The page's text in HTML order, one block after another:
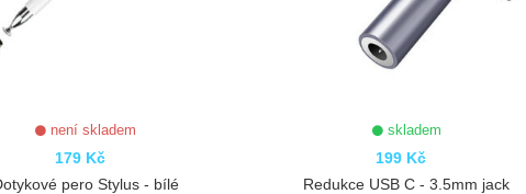
není skladem
179 Kč
pero Stylus - bílé
skladem
199 Kč
Redukce USB C - 3.5mm jack